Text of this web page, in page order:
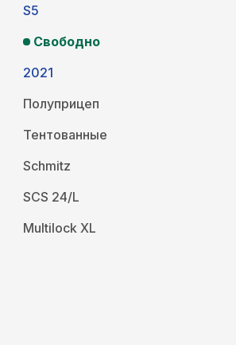
S5
Свободно
2021
Полуприцеп
Тентованные
Schmitz
SCS 24/L
Multilock XL